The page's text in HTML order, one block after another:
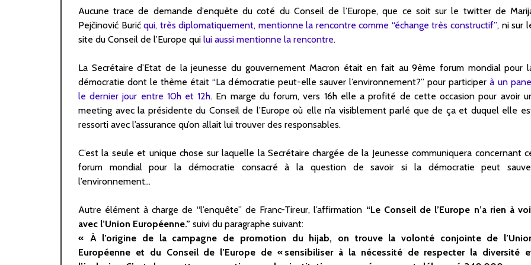
Aucune trace de demande d’enquête du coté du Conseil de l’Europe, que ce soit sur le twitter de
Pejčinović Burić qui, très diplomatiquement, mentionne la rencontre comme “échange très constructif”, ni sur
site du Conseil de l’Europe qui lui aussi mentionne la rencontre.
La Secrétaire d’Etat de la jeunesse du gouvernement Macron était en fait au 9ème forum mondial pour
démocratie dont le thème était “La démocratie peut-elle sauver l’environnement?” pour participer à un
le dernier jour entre 10h et 12h. En marge du forum, vers 16h elle a profité de cette occasion pour avoir
meeting avec la présidente du Conseil de l’Europe où elle n’a visiblement parlé que de ça et duquel elle
ressorti avec l’assurance qu’on allait lui trouver des responsables.
C’est la seule et unique chose sur laquelle la Secrétaire chargée de la Jeunesse communiquera concernant
forum mondial pour la démocratie consacré à la question de savoir si la démocratie peut
l’environnement…
Autre élément à charge de “l’enquête” de Franc-Tireur, l’affirmation “Le Conseil de l’Europe n’a rien à
avec l’Union Européenne.” suivi du paragraphe suivant:
« À l’origine de la campagne de promotion du hijab, on trouve la volonté conjointe de
Européenne et du Conseil de l’Europe de « sensibiliser à la nécessité de respecter la diversité